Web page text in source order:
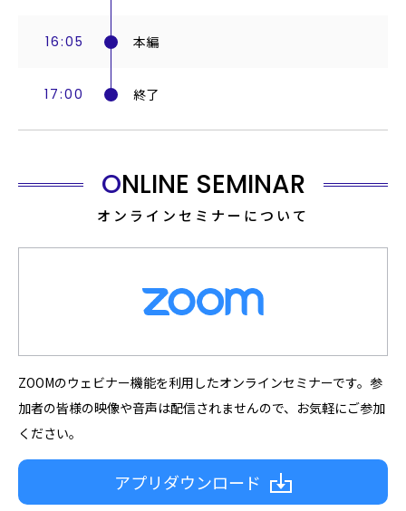
16:05 本編
17:00 終了
ONLINE SEMINAR
オンラインセミナーについて
ZOOMのウェビナー機能を利用したオンラインセミナーです。参
加者の皆様の映像や音声は配信されませんので、お気軽にご参加
ください。
アプリダウンロード